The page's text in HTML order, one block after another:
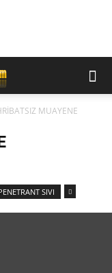
MUAYENE
SIVI